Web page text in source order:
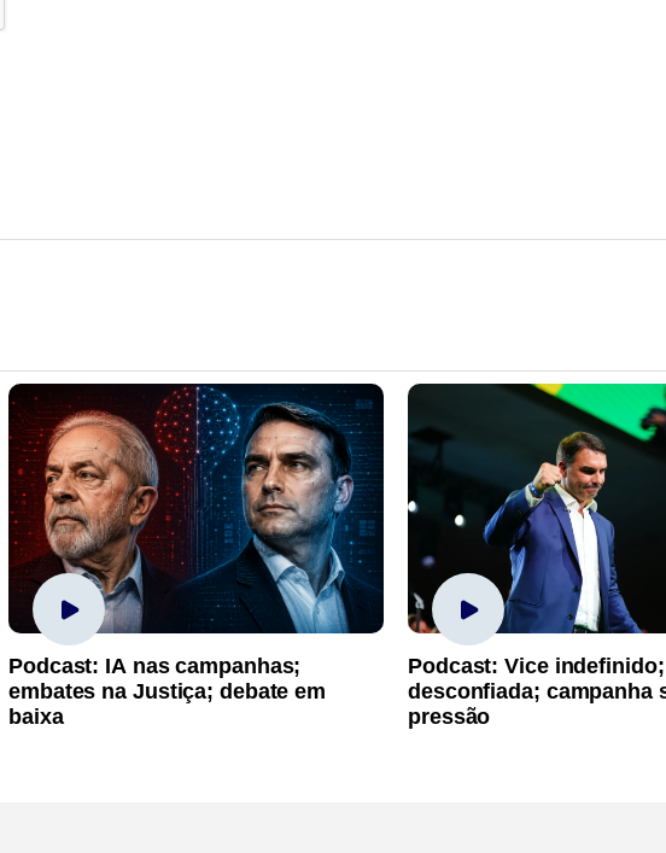
Podcast: IA nas campanhas;
embates na Justiça; debate em
baixa
Podcast: Vice
desconfiada; campanha
pressão